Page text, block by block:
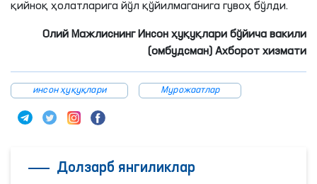
қийноқ ҳолатларига йўл қўйилмаганига гувоҳ бўлди.
Олий Мажлиснинг Инсон ҳуқуқлари бўйича вакили
(омбудсман) Ахборот хизмати
инсон ҳуқуқлари Мурожаатлар
Долзарб янгиликлар